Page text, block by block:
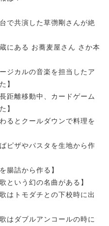
で共演した草彅剛さんが絶
にある お蕎麦屋さん さか本
ジカルの音楽を担当したア
】
距離移動中、カードゲーム
】
るとクールダウンで料理を
ピザやパスタを生地から作
腸詰から作る】
という幻の名曲がある】
はトモダチとの下校時に出
はダブルアンコールの時に